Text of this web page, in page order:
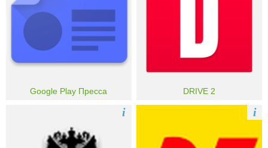
Google Play Пресса DRIVE 2
i i